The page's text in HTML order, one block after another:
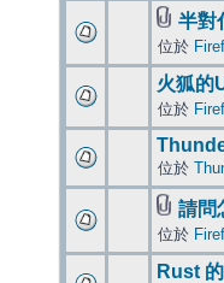
半對
位於
火狐的
位於
位於
請問
位於
Rust